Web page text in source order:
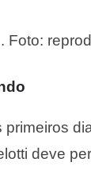
Foto:
deve